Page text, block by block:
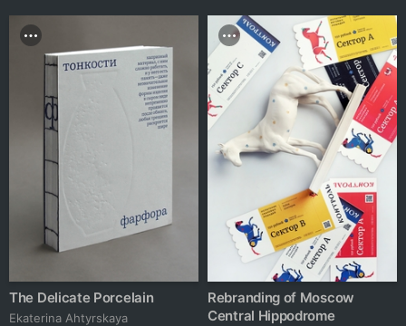
The Delicate Porcelain
Ekaterina Ahtyrskaya
Rebranding of Moscow
Central Hippodrome